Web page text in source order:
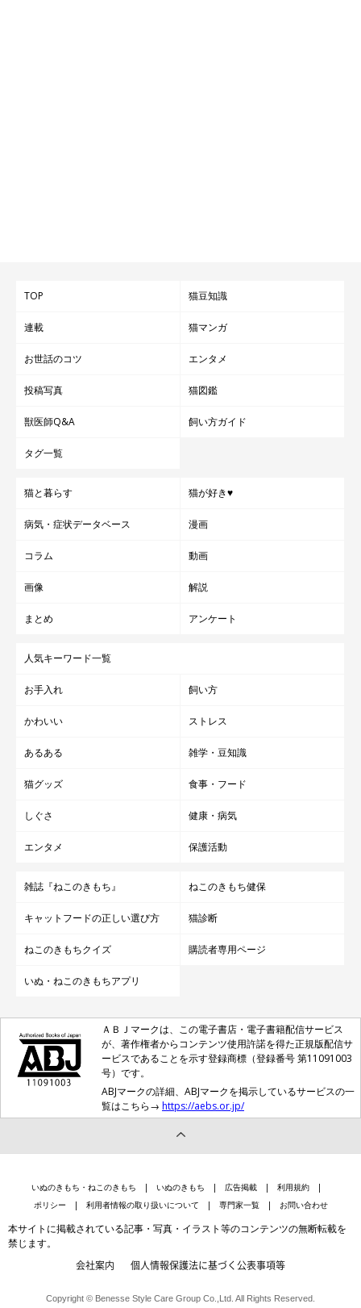
TOP 猫豆知識
連載 猫マンガ
お世話のコツ エンタメ
投稿写真 猫図鑑
獣医師Q&A 飼い方ガイド
タグ一覧
猫と暮らす 猫が好き♥
病気・症状データベース 漫画
コラム 動画
画像 解説
まとめ アンケート
人気キーワード一覧
お手入れ 飼い方
かわいい ストレス
あるある 雑学・豆知識
猫グッズ 食事・フード
しぐさ 健康・病気
エンタメ 保護活動
雑誌『ねこのきもち』 ねこのきもち健保
キャットフードの正しい選び方 猫診断
ねこのきもちクイズ 購読者専用ページ
いぬ・ねこのきもちアプリ
ＡＢＪマークは、この電子書店・電子書籍配信サービス
が、著作権者からコンテンツ使用許諾を得た正規版配信サ
ービスであることを示す登録商標（登録番号 第11091003
号）です。
ABJマークの詳細、ABJマークを掲示しているサービスの一
覧はこちら→ https://aebs.or.jp/
いぬのきもち・ねこのきもち いぬのきもち 広告掲載
利用規約
ポリシー
利用者情報の取り扱いについて 専門家一覧 お問い合わせ
本サイトに掲載されている記事・写真・イラスト等のコンテンツの無断転載を
禁じます。
会社案内 個人情報保護法に基づく公表事項等
Copyright © Benesse Style Care Group Co.,Ltd. All Rights Reserved.